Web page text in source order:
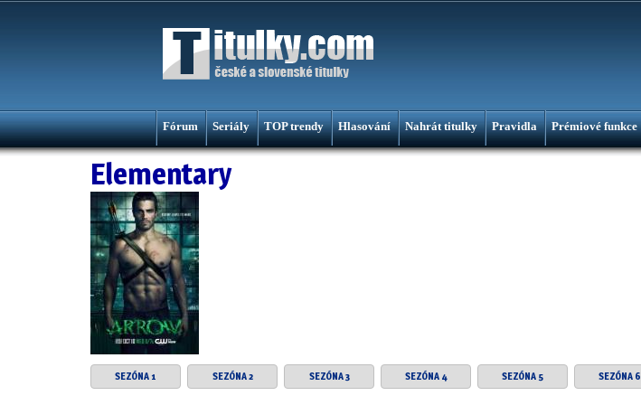
Fórum Seriály TOP trendy Hlasování Nahrát titulky Pravidla Prémiové funkce
Elementary
SEZÓNA 1 SEZÓNA 2 SEZÓNA 3 SEZÓNA 4 SEZÓNA 5 SEZÓNA 6